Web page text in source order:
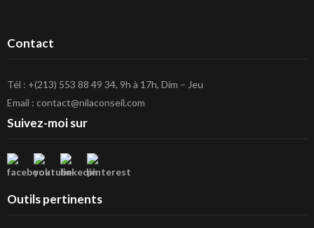
Contact
Tél : +(213) 553 88 49 34, 9h à 17h, Dim – Jeu
Email : contact@nilaconseil.com
Suivez-moi sur
Outils pertinents